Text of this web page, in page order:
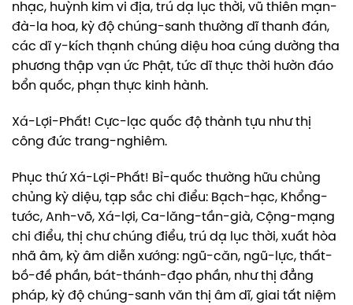
nhạc, huỳnh kim vi địa, trú dạ lục thời, vũ thiên mạn-
đà-la hoa, kỳ độ chúng-sanh thường dĩ thanh đán,
các dĩ y-kích thạnh chúng diệu hoa cúng dường tha
phương thập vạn ức Phật, tức dĩ thực thời hườn đáo
bổn quốc, phạn thực kinh hành.
Xá-Lợi-Phất! Cực-lạc quốc độ thành tựu như thị
công đức trang-nghiêm.
Phục thứ Xá-Lợi-Phất! Bỉ-quốc thường hữu chủng
chủng kỳ diệu, tạp sắc chi điểu: Bạch-hạc, Khổng-
tước, Anh-võ, Xá-lợi, Ca-lăng-tần-già, Cộng-mạng
chi điểu, thị chư chúng điểu, trú dạ lục thời, xuất hòa
nhã âm, kỳ âm diễn xướng: ngũ-căn, ngũ-lực, thất-
bồ-đề phần, bát-thánh-đạo phần, như thị đẳng
pháp, kỳ độ chúng-sanh văn thị âm dĩ, giai tất niệm